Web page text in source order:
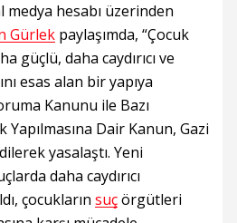
hesabı üzerinden
Gürlek paylaşımda, “Çocuk
güçlü, daha caydırıcı ve
esas alan bir yapıya
Kanunu ile Bazı
Dair Kanun, Gazi
yasalaştı. Yeni
daha caydırıcı
çocukların suçörgütleri